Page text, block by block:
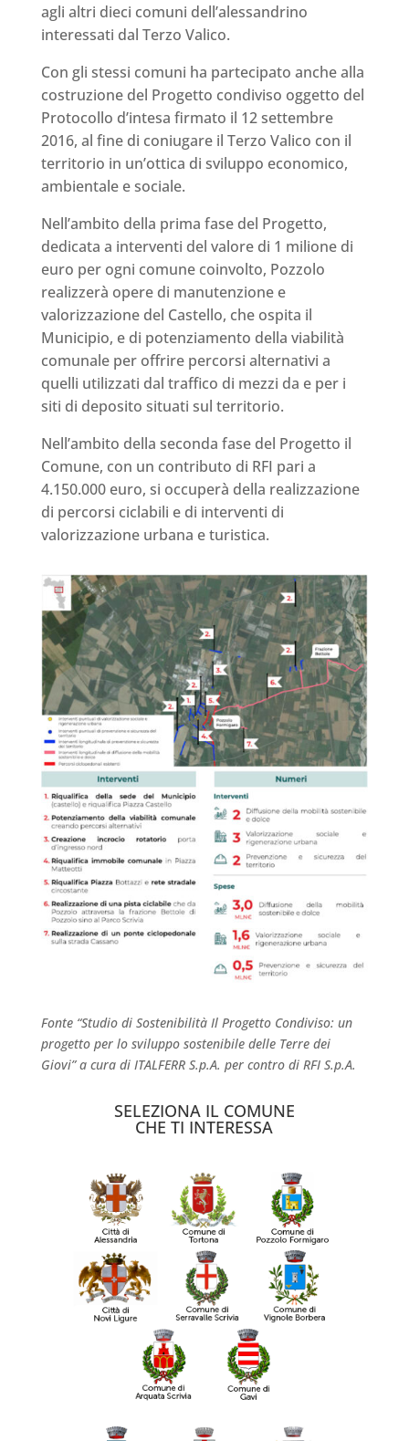
agli altri dieci comuni dell’alessandrino
interessati dal Terzo Valico.
Con gli stessi comuni ha partecipato anche alla
costruzione del Progetto condiviso oggetto del
Protocollo d’intesa firmato il 12 settembre
2016, al fine di coniugare il Terzo Valico con il
territorio in un’ottica di sviluppo economico,
ambientale e sociale.
Nell’ambito della prima fase del Progetto,
dedicata a interventi del valore di 1 milione di
euro per ogni comune coinvolto, Pozzolo
realizzerà opere di manutenzione e
valorizzazione del Castello, che ospita il
Municipio, e di potenziamento della viabilità
comunale per offrire percorsi alternativi a
quelli utilizzati dal traffico di mezzi da e per i
siti di deposito situati sul territorio.
Nell’ambito della seconda fase del Progetto il
Comune, con un contributo di RFI pari a
4.150.000 euro, si occuperà della realizzazione
di percorsi ciclabili e di interventi di
valorizzazione urbana e turistica.
Fonte “Studio di Sostenibilità Il Progetto Condiviso: un
progetto per lo sviluppo sostenibile delle Terre dei
Giovi” a cura di ITALFERR S.p.A. per contro di RFI S.p.A.
SELEZIONA IL COMUNE
CHE TI INTERESSA